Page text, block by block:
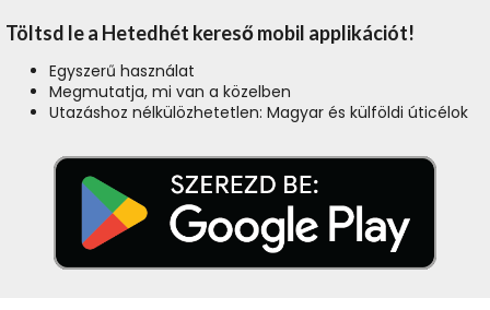
Töltsd le a Hetedhét kereső mobil applikációt!
Egyszerű használat
Megmutatja, mi van a közelben
Utazáshoz nélkülözhetetlen: Magyar és külföldi úticélok